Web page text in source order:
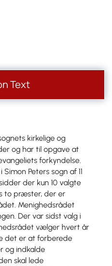
Text
kirkelige og
og har til opgave at
forkyndelse.
Peters sogn af 11
der kun 10 valgte
to præster, der er
Menighedsrådet
Der var sidst valg i
vælger hvert år
det er at forberede
og indkalde
skal lede